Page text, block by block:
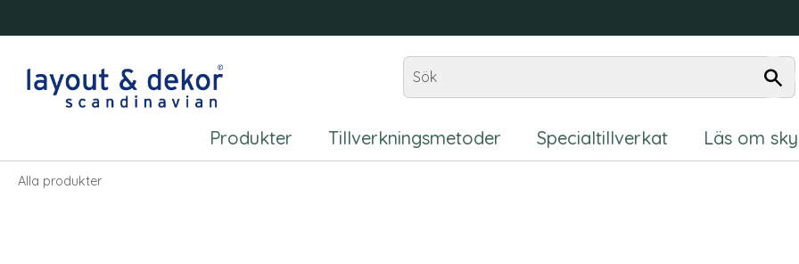
Produkter Tillverkningsmetoder Specialtillverkat Läs om
Alla produkter
Alla produkter